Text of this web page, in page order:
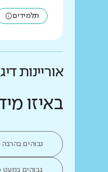
תלמידים
אוריינות
באיזו
גבוהים
גבוהים במעט